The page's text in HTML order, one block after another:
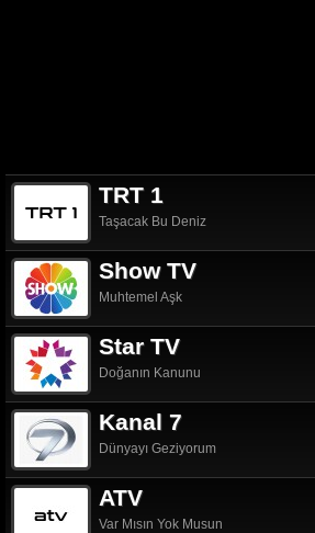
TRT 1
Taşacak Bu Deniz
Show TV
Muhtemel Aşk
Star TV
Doğanın Kanunu
Kanal 7
Dünyayı Geziyorum
ATV
Var Mısın Yok Musun